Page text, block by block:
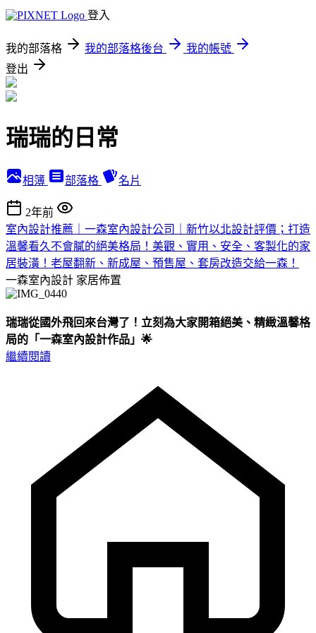
登入
我的部落格 我的部落格後台
我的帳號
登出
瑞瑞的日常
相簿 部落格 名片
2年前
室內設計推薦｜一森室內設計公司｜新竹以北設計評價；打造
溫馨看久不會膩的絕美格局！美觀、實用、安全、客製化的家
居裝潢！老屋翻新、新成屋、預售屋、套房改造交給一森！
一森室內設計 家居佈置
瑞瑞從國外飛回來台灣了！立刻為大家開箱絕美、精緻溫馨格
局的「一森室內設計作品」🌟
繼續閱讀